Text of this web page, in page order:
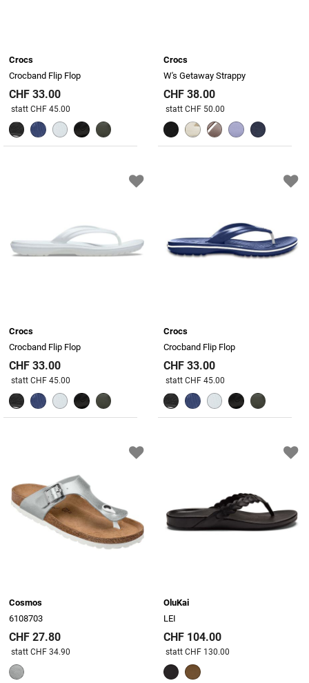
Crocs
Crocband Flip Flop
CHF 33.00
Preis reduziert von
statt CHF 45.00
Crocs
W's Getaway Strappy
CHF 38.00
Preis reduziert von
statt CHF 50.00
Crocs
Crocband Flip Flop
CHF 33.00
Preis reduziert von
statt CHF 45.00
Crocs
Crocband Flip Flop
CHF 33.00
Preis reduziert von
statt CHF 45.00
Cosmos
6108703
CHF 27.80
Preis reduziert von
statt CHF 34.90
OluKai
LEI
CHF 104.00
Preis reduziert von
statt CHF 130.00